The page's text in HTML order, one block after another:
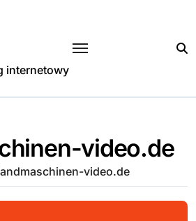
internetowy
video.de
video.de